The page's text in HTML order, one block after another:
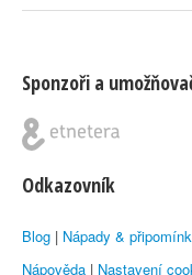
Sponzoři a
Odkazovník
Blog | Nápady &
Nápověda | Nastavení